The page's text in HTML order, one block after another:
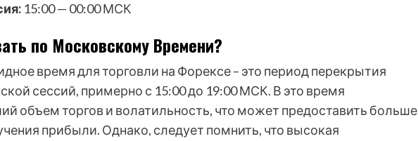
15:00 — 00:00 МСК
по Московскому Времени?
время для торговли на Форексе – это период перекрытия
сессий, примерно с 15:00 до 19:00 МСК. В это время
объем торгов и волатильность, что может предоставить больше
прибыли. Однако, следует помнить, что высокая